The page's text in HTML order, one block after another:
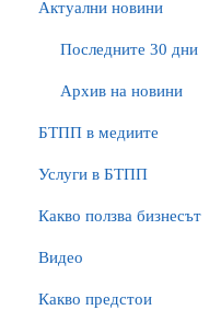
Актуални новини
Последните 30 дни
Архив на новини
БTПП в медиите
Услуги в БТПП
Какво ползва бизнесът
Видео
Какво предстои